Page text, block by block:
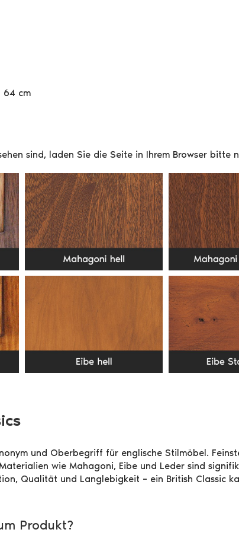
64 cm
sind, laden Sie die Seite in Ihrem Browser bitte
und Oberbegriff für englische Stilmöbel.
wie Mahagoni, Eibe und Leder sind
Qualität und Langlebigkeit – ein British Classic
Produkt?